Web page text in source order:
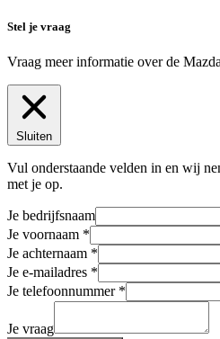
Stel je vraag
Vraag meer informatie over de
Sluiten
Vul onderstaande velden in en wij
met je op.
Je bedrijfsnaam
Je voornaam
Je achternaam
Je e-mailadres
Je telefoonnummer
Je vraag